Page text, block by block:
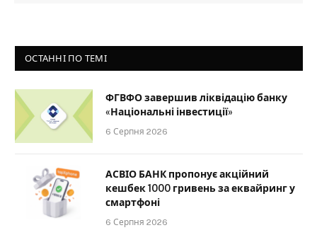
ОСТАННІ ПО ТЕМІ
ФГВФО завершив ліквідацію банку
«Національні інвестиції»
6 Серпня 2026
АСВІО БАНК пропонує акційний
кешбек 1000 гривень за еквайринг у
смартфоні
6 Серпня 2026